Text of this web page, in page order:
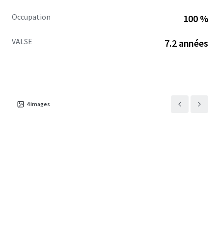
Occupation 100 %
VALSE 7.2 années
4images